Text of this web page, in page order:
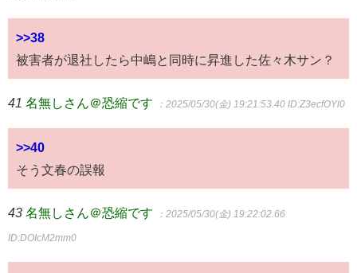
>>38
被害者が退社したら中嶋と同時に昇進した佐々木サン？
41 名無しさん＠恐縮です ：2025/05/30(金) 19:21:53.40 ID:Z3ecfOYl0
>>40
そう文春の誤報
43 名無しさん＠恐縮です ：2025/05/30(金) 19:22:02.66
ID:DOIcM2mm0